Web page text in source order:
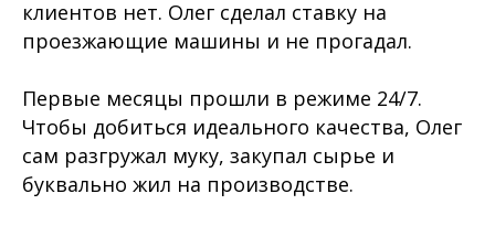
клиентов нет. Олег сделал ставку на
проезжающие машины и не прогадал.
Первые месяцы прошли в режиме 24/7.
Чтобы добиться идеального качества, Олег
сам разгружал муку, закупал сырье и
буквально жил на производстве.